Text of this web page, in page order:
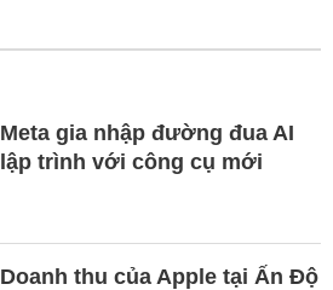
Meta gia nhập đường đua AI
lập trình với công cụ mới
Doanh thu của Apple tại Ấn Độ